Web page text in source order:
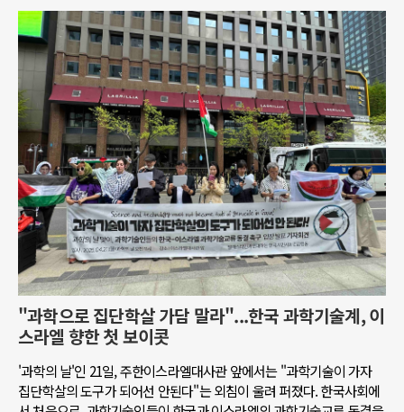
"과학으로 집단학살 가담 말라"...한국 과학기술계, 이
스라엘 향한 첫 보이콧
'과학의 날'인 21일, 주한이스라엘대사관 앞에서는 "과학기술이 가자
집단학살의 도구가 되어선 안된다"는 외침이 울려 퍼졌다. 한국사회에